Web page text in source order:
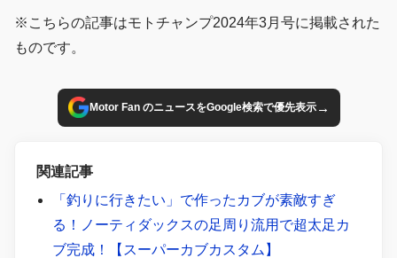
※こちらの記事はモトチャンプ2024年3月号に掲載された
ものです。
Motor Fan のニュースをGoogle検索で優先表示→
関連記事
「釣りに行きたい」で作ったカブが素敵すぎ
る！ノーティダックスの足周り流用で超太足カ
ブ完成！【スーパーカブカスタム】